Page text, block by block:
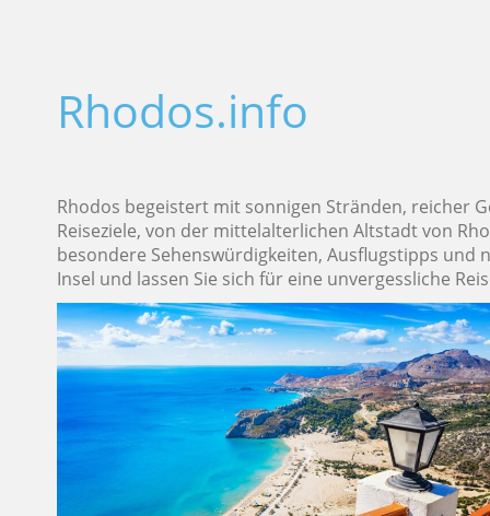
Rhodos.info
Rhodos begeistert mit sonnigen Stränden, reicher
Reiseziele, von der mittelalterlichen Altstadt von
besondere Sehenswürdigkeiten, Ausflugstipps und
Insel und lassen Sie sich für eine unvergessliche